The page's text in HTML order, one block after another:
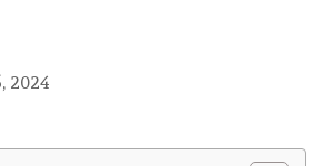
2024